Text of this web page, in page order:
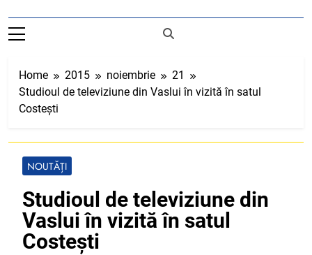
Home 2015 noiembrie
21
Studioul de televiziune din Vaslui în vizită în satul
Costești
NOUTĂȚI
Studioul de televiziune din
Vaslui în vizită în satul
Costești